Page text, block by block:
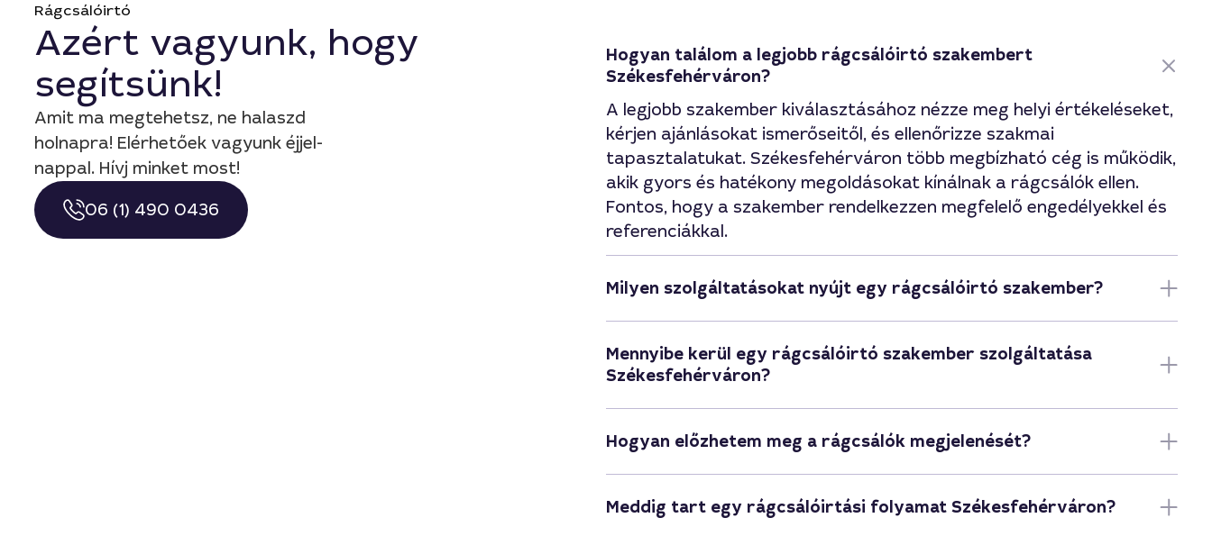
Rágcsálóirtó
Azért vagyunk, hogy
segítsünk!
Amit ma megtehetsz, ne halaszd
holnapra! Elérhetőek vagyunk éjjel-
nappal. Hívj minket most!
06 (1) 490 0436
Hogyan találom a legjobb rágcsálóirtó szakembert
Székesfehérváron?
A legjobb szakember kiválasztásához nézze meg helyi értékeléseket,
kérjen ajánlásokat ismerőseitől, és ellenőrizze szakmai
tapasztalatukat. Székesfehérváron több megbízható cég is működik,
akik gyors és hatékony megoldásokat kínálnak a rágcsálók ellen.
Fontos, hogy a szakember rendelkezzen megfelelő engedélyekkel és
referenciákkal.
Milyen szolgáltatásokat nyújt egy rágcsálóirtó szakember?
Mennyibe kerül egy rágcsálóirtó szakember szolgáltatása
Székesfehérváron?
Hogyan előzhetem meg a rágcsálók megjelenését?
Meddig tart egy rágcsálóirtási folyamat Székesfehérváron?